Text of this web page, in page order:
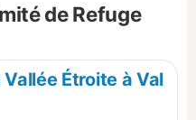
de Refuge
Étroite à Val